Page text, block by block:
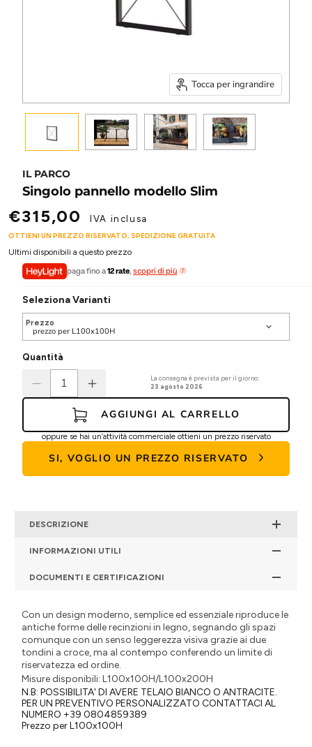
Tocca per ingrandire
IL PARCO
Singolo pannello modello Slim
Prezzo attuale
€315,00 IVA inclusa
OTTIENI UN PREZZO RISERVATO, SPEDIZIONE GRATUITA
Ultimi disponibili a questo prezzo
paga fino a12 rate,scopri di più
Seleziona Varianti
Prezzo
Quantità
La consegna è prevista per il giorno:
23 agosto 2026
AGGIUNGI AL CARRELLO
oppure se hai un’attività commerciale ottieni un prezzo riservato
SI, VOGLIO UN PREZZO RISERVATO
DESCRIZIONE
INFORMAZIONI UTILI
DOCUMENTI E CERTIFICAZIONI
Con un design moderno, semplice ed essenziale riproduce le
antiche forme delle recinzioni in legno, segnando gli spazi
comunque con un senso leggerezza visiva grazie ai due
tondini a croce, ma al contempo conferendo un limite di
riservatezza ed ordine.
Misure disponibili: L100x100H/L100x200H
N.B: POSSIBILITA' DI AVERE TELAIO BIANCO O ANTRACITE.
PER UN PREVENTIVO PERSONALIZZATO CONTATTACI AL
NUMERO +39 0804859389
Prezzo per L100x100H